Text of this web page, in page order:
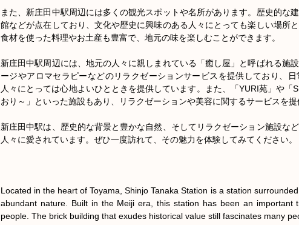
また、新庄田中駅周辺には多くの観光スポットや名所があります。歴史的な
館などが点在しており、文化や歴史に興味のある人々にとっても楽しい場所
食材を使った料理やお土産も豊富で、地元の味を楽しむことができます。
新庄田中駅周辺には、地元の人々に親しまれている「癒し屋」と呼ばれる施
ージやアロマセラピーなどのリラクゼーションサービスを提供しており、
人々にとっては心地よいひとときを提供しています。また、「YURI苑」や「
おり～」といった施設もあり、リラクゼーションや美容に関するサービスを提
新庄田中駅は、歴史的な背景と豊かな自然、そしてリラクゼーション施設な
人々に愛されています。ぜひ一度訪れて、その魅力を体験してみてください。
Located in the heart of Toyama, Shinjo Tanaka Station is a station
abundant nature. Built in the Meiji era, this station has been an important
people. The brick building that exudes historical value still fascinates many